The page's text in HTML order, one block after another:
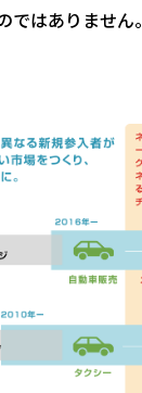
ではありません。